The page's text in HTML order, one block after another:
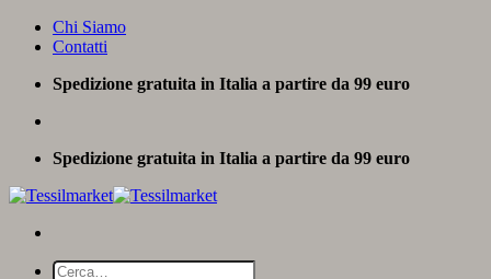
Salta
Chi Siamo
Contatti
Spedizione gratuita in Italia a partire da 99 euro
Spedizione gratuita in Italia a partire da 99 euro
Cerca: